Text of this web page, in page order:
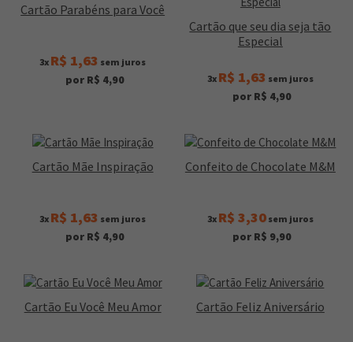
Cartão Parabéns para Você
3x R$ 1,63 sem juros
por R$ 4,90
Cartão que seu dia seja tão
Especial
3x R$ 1,63 sem juros
por R$ 4,90
Cartão Mãe Inspiração
3x R$ 1,63 sem juros
por R$ 4,90
Confeito de Chocolate M&M
3x R$ 3,30sem juros
por R$ 9,90
Cartão Eu Você Meu Amor Cartão Feliz Aniversário